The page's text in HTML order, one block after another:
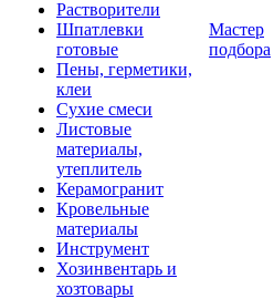
Растворители
Шпатлевки
готовые
Пены, герметики,
клеи
Сухие смеси
Листовые
материалы,
утеплитель
Керамогранит
Кровельные
материалы
Инструмент
Хозинвентарь и
хозтовары
Мастер
подбора